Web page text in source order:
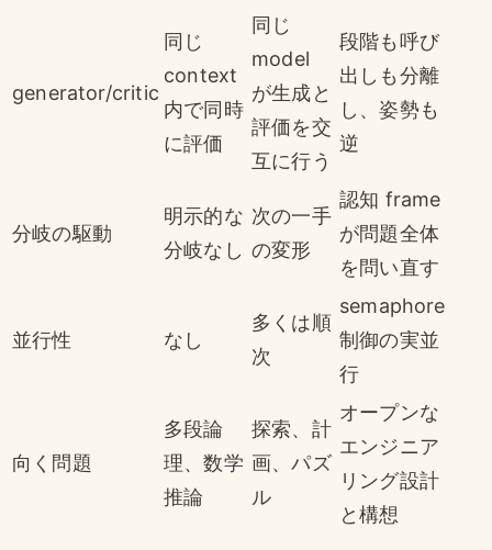
generator/critic
同じ
context
内で同時
に評価
同じ
model
が生成と
評価を交
互に行う
段階も呼び
出しも分離
し、姿勢も
逆
分岐の駆動
明示的な
分岐なし
次の一手
の変形
認知 frame
が問題全体
を問い直す
並行性 なし
多くは順
次
semaphore
制御の実並
行
向く問題
多段論
理、数学
推論
探索、計
画、パズ
ル
オープンな
エンジニア
リング設計
と構想